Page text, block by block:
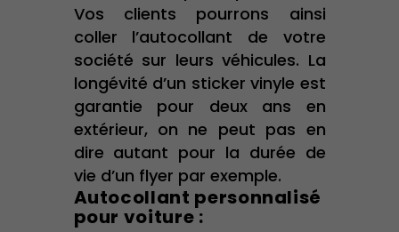
Vos clients pourrons ainsi
coller l’autocollant de votre
société sur leurs véhicules. La
longévité d’un sticker vinyle est
garantie pour deux ans en
extérieur, on ne peut pas en
dire autant pour la durée de
vie d’un flyer par exemple.
Autocollant personnalisé
pour voiture :